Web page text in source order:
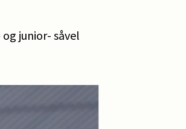
junior- såvel